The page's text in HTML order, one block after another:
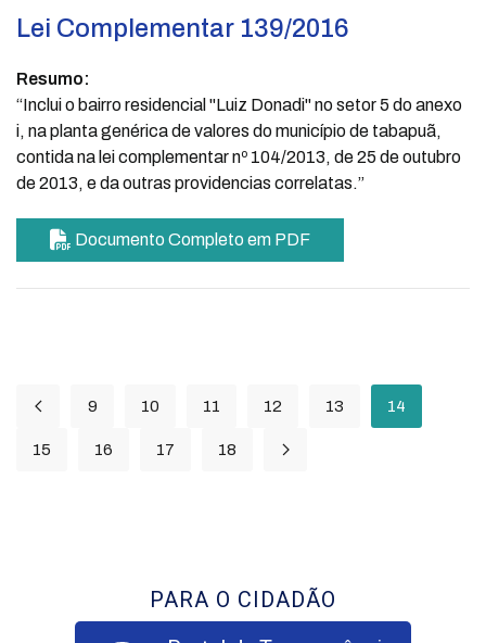
Lei Complementar 139/2016
Resumo:
“Inclui o bairro residencial "Luiz Donadi" no setor 5 do anexo
i, na planta genérica de valores do município de tabapuã,
contida na lei complementar nº 104/2013, de 25 de outubro
de 2013, e da outras providencias correlatas.”
Documento Completo em PDF
9 10 11 12 13 14
15 16 17 18
PARA O CIDADÃO